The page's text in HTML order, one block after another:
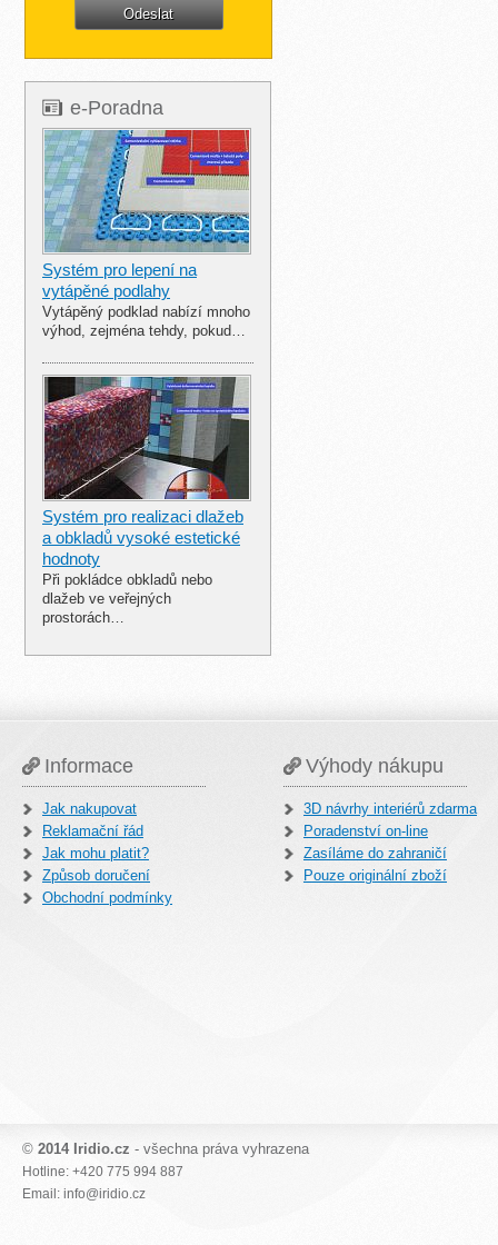
e-Poradna
Systém pro lepení na
vytápěné podlahy
Vytápěný podklad nabízí mnoho
výhod, zejména tehdy, pokud…
Systém pro realizaci dlažeb
a obkladů vysoké estetické
hodnoty
Při pokládce obkladů nebo
dlažeb ve veřejných
prostorách…
Informace
Jak nakupovat
Reklamační řád
Jak mohu platit?
Způsob doručení
Obchodní podmínky
Výhody nákupu
3D návrhy interiérů zdarma
Poradenství on-line
Zasíláme do zahraničí
Pouze originální zboží
© 2014 Iridio.cz - všechna práva vyhrazena
Hotline: +420 775 994 887
Email: info@iridio.cz